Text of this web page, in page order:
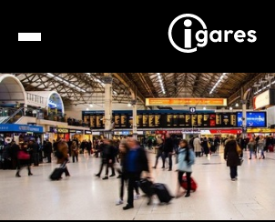
Recherche
Location de
Hôtels